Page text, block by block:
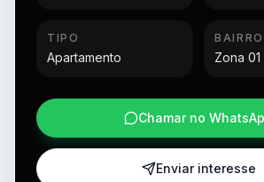
TIPO
Apartamento
BAIRRO
Zona 01
Chamar no
Enviar interesse